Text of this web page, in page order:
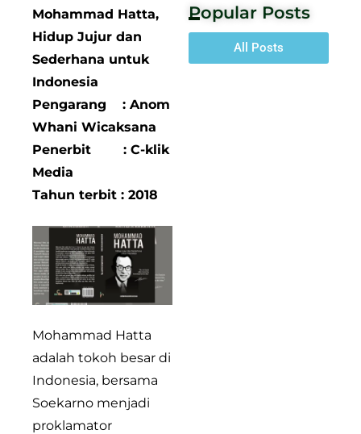
Mohammad Hatta,
Hidup Jujur dan
Sederhana untuk
Indonesia
Pengarang : Anom
Whani Wicaksana
Penerbit : C-klik
Media
Tahun terbit : 2018
Mohammad Hatta
adalah tokoh besar di
Indonesia, bersama
Soekarno menjadi
proklamator
Popular Posts
All Posts